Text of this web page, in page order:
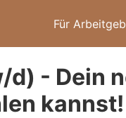
Für
- Dein
kannst!